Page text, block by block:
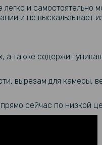
и
и не выскальзывает
а также содержит
вырезам для камеры,
сейчас по низкой